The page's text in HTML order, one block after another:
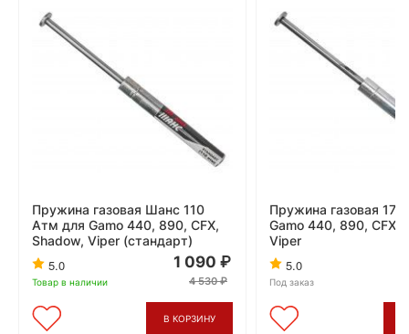
Пружина газовая Шанс 110
Атм для Gamo 440, 890, CFX,
Shadow, Viper (стандарт)
5.0
Товар в наличии
1 090
4 530
В КОРЗИНУ
Пружина газовая
Gamo 440, 890, CFX,
Viper
5.0
Под заказ